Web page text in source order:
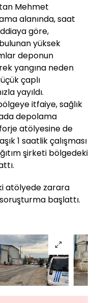
Mehmet
alanında, saat
göre,
yüksek
deponun
yangına neden
çaplı
yayıldı.
itfaiye, sağlık
depolama
atölyesine de
1 saatlik çalışması
şirketi bölgedeki
atölyede zarara
başlattı.